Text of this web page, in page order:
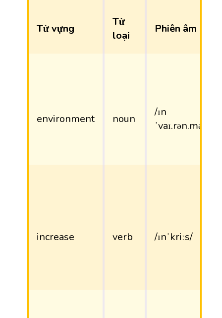
Từ vựng
Từ
loại
Phiên âm
environment noun
/ɪn
ˈvaɪ.rən.mənt/
increase verb /ɪnˈkriːs/